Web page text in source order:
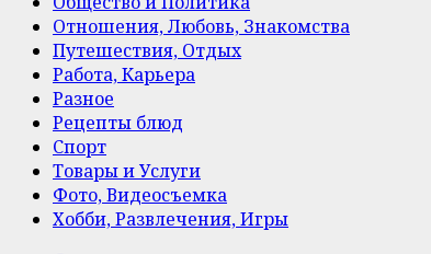
Отношения, Любовь, Знакомства
Путешествия, Отдых
Работа, Карьера
Разное
Рецепты блюд
Спорт
Товары и Услуги
Фото, Видеосъемка
Хобби, Развлечения, Игры